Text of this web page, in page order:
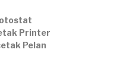
Printer
Pelan